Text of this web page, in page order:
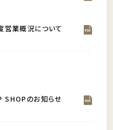
営業概況について
のお知らせ